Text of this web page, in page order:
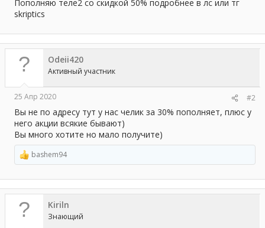
Пополняю теле2 со скидкой 50% подробнее в лс или тг
skriptics
Odeii420
Активный участник
25 Апр 2020 #2
Вы не по адресу тут у нас челик за 30% пополняет, плюс у
него акции всякие бывают)
Вы много хотите но мало получите)
Р
е
а
к
ц
и
и
bashem94
Kiriln
Знающий